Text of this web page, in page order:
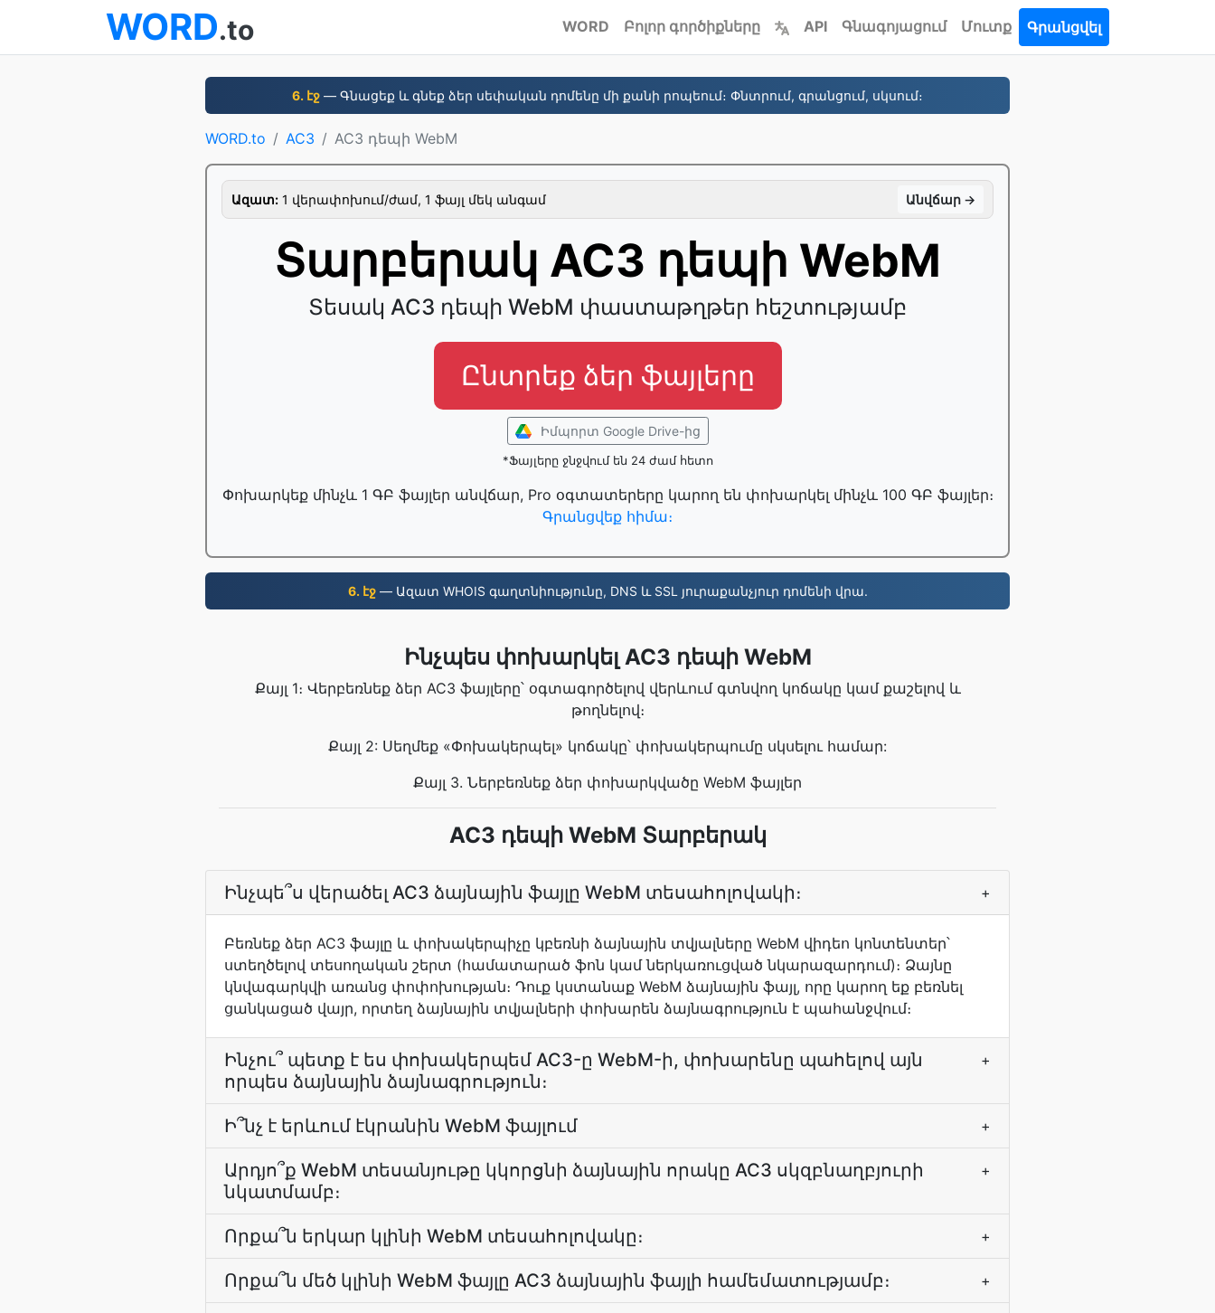
WORD.to WORD Բոլոր գործիքները API Գնագոյացում Մուտք Գրանցվել
6. էջ — Գնացեք և գնեք ձեր սեփական դոմենը մի քանի րոպեում։ Փնտրում, գրանցում, սկսում։
WORD.to AC3 AC3 դեպի WebM
Ազատ: 1 վերափոխում/ժամ, 1 ֆայլ մեկ անգամ Անվճար →
Տարբերակ AC3 դեպի WebM
Տեսակ AC3 դեպի WebM փաստաթղթեր հեշտությամբ
Ընտրեք ձեր ֆայլերը
Իմպորտ Google Drive-ից
*Ֆայլերը ջնջվում են 24 ժամ հետո
Փոխարկեք մինչև 1 ԳԲ ֆայլեր անվճար, Pro օգտատերերը կարող են փոխարկել մինչև 100 ԳԲ ֆայլեր։
Գրանցվեք հիմա։
6. էջ— Ազատ WHOIS գաղտնիությունը, DNS և SSL յուրաքանչյուր դոմենի վրա.
Ինչպես փոխարկել AC3 դեպի WebM
Քայլ 1։ Վերբեռնեք ձեր AC3 ֆայլերը՝ օգտագործելով վերևում գտնվող կոճակը կամ քաշելով և
թողնելով։
Քայլ 2: Սեղմեք «Փոխակերպել» կոճակը՝ փոխակերպումը սկսելու համար:
Քայլ 3. Ներբեռնեք ձեր փոխարկվածը WebM ֆայլեր
AC3 դեպի WebM Տարբերակ
Ինչպե՞ս վերածել AC3 ձայնային ֆայլը WebM տեսահոլովակի։ +
Բեռնեք ձեր AC3 ֆայլը և փոխակերպիչը կբեռնի ձայնային տվյալները WebM վիդեո կոնտենտեր՝
ստեղծելով տեսողական շերտ (համատարած ֆոն կամ ներկառուցված նկարազարդում)։ Ձայնը
կնվագարկվի առանց փոփոխության։ Դուք կստանաք WebM ձայնային ֆայլ, որը կարող եք բեռնել
ցանկացած վայր, որտեղ ձայնային տվյալների փոխարեն ձայնագրություն է պահանջվում։
Ինչու՞ պետք է ես փոխակերպեմ AC3-ը WebM-ի, փոխարենը պահելով այն
որպես ձայնային ձայնագրություն։
+
Ի՞նչ է երևում էկրանին WebM ֆայլում +
Արդյո՞ք WebM տեսանյութը կկորցնի ձայնային որակը AC3 սկզբնաղբյուրի
նկատմամբ։
+
Որքա՞ն երկար կլինի WebM տեսահոլովակը։ +
Որքա՞ն մեծ կլինի WebM ֆայլը AC3 ձայնային ֆայլի համեմատությամբ։ +